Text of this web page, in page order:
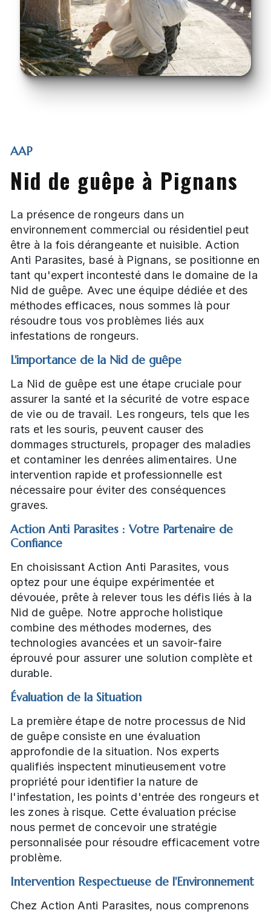
AAP
Nid de guêpe à Pignans
La présence de rongeurs dans un
environnement commercial ou résidentiel peut
être à la fois dérangeante et nuisible. Action
Anti Parasites, basé à Pignans, se positionne en
tant qu'expert incontesté dans le domaine de la
Nid de guêpe. Avec une équipe dédiée et des
méthodes efficaces, nous sommes là pour
résoudre tous vos problèmes liés aux
infestations de rongeurs.
L'importance de la Nid de guêpe
La Nid de guêpe est une étape cruciale pour
assurer la santé et la sécurité de votre espace
de vie ou de travail. Les rongeurs, tels que les
rats et les souris, peuvent causer des
dommages structurels, propager des maladies
et contaminer les denrées alimentaires. Une
intervention rapide et professionnelle est
nécessaire pour éviter des conséquences
graves.
Action Anti Parasites : Votre Partenaire de
Confiance
En choisissant Action Anti Parasites, vous
optez pour une équipe expérimentée et
dévouée, prête à relever tous les défis liés à la
Nid de guêpe. Notre approche holistique
combine des méthodes modernes, des
technologies avancées et un savoir-faire
éprouvé pour assurer une solution complète et
durable.
Évaluation de la Situation
La première étape de notre processus de Nid
de guêpe consiste en une évaluation
approfondie de la situation. Nos experts
qualifiés inspectent minutieusement votre
propriété pour identifier la nature de
l'infestation, les points d'entrée des rongeurs et
les zones à risque. Cette évaluation précise
nous permet de concevoir une stratégie
personnalisée pour résoudre efficacement votre
problème.
Intervention Respectueuse de l'Environnement
Chez Action Anti Parasites, nous comprenons